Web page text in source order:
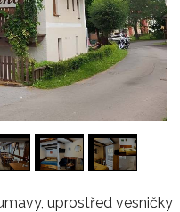
uprostřed vesničky